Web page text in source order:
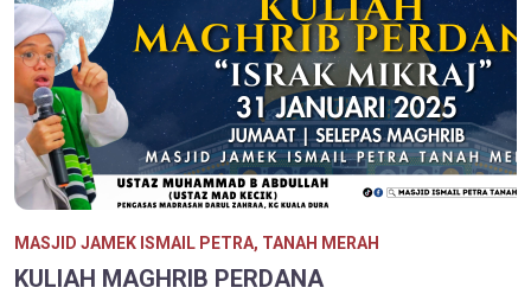
MASJID JAMEK ISMAIL PETRA, TANAH MERAH
KULIAH MAGHRIB PERDANA